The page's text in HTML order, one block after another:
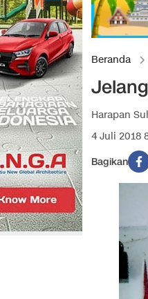
Beranda
Harapan
4 Juli 2018
Bagikan